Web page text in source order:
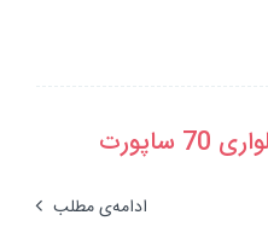
ساپورت
ادامه‌ی مطلب